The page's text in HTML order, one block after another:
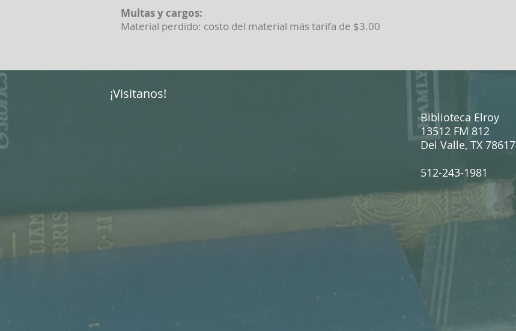
Multas y cargos:
Material perdido: costo del material más tarifa de $3.00
¡Visitanos!
Biblioteca Elroy
13512 FM 812
Del Valle, TX 78617
512-243-1981